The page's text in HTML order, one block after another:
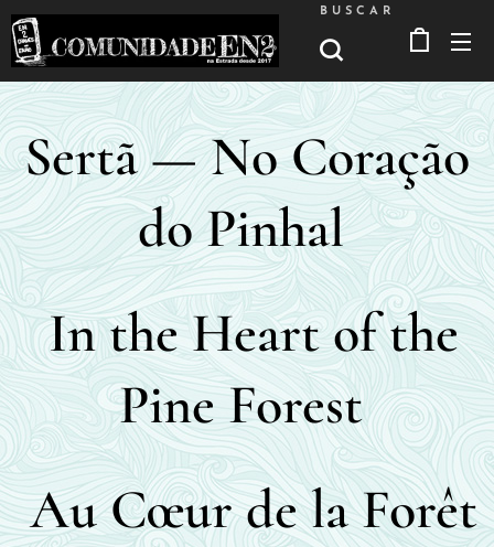
BUSCAR
Sertã — No Coração
do Pinhal
In the Heart of the
Pine Forest
Au Cœur de la Forêt